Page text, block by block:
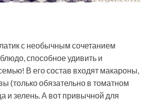
с необычным сочетанием
способное удивить и
В его состав входят макароны,
(только обязательно в томатном
и зелень. А вот привычной для